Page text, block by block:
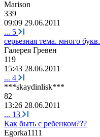
Marison
339
09:09 29.06.2011
... 5
cерьезная тема. много букв.
Галерея Гревен
119
15:43 28.06.2011
... 4
***skaydinlisk***
82
13:26 28.06.2011
... 13
Как быть с ребенком???
Egorka1111